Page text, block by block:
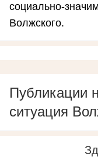
социально-
Волжского.
Публикации
ситуация